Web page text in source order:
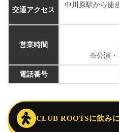
交通アクセス
中川原駅から徒
営業時間
※公演・
電話番号
CLUB ROOTSに飲み